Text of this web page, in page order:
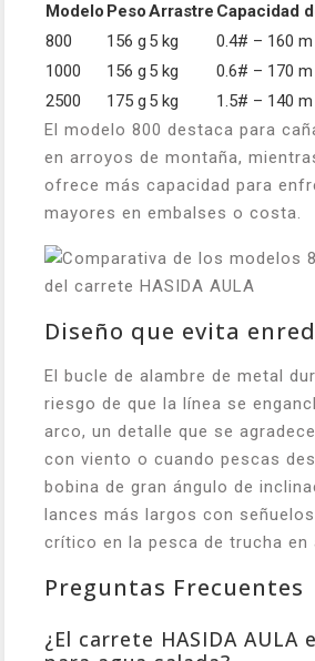
Modelo PesoArrastre Capacidad
800
156 g 5 kg
0.4# – 160 m
1000
156 g 5 kg
0.6# – 170 m
2500
175 g 5 kg
1.5# – 140 m
El modelo 800 destaca para
en arroyos de montaña,
ofrece más capacidad para
mayores en embalses o costa.
Diseño que evita
El bucle de alambre de metal
riesgo de que la línea se
arco, un detalle que se
con viento o cuando pescas
bobina de gran ángulo de
lances más largos con
crítico en la pesca de trucha en
Preguntas Frecuentes
¿El carrete HASIDA AULA